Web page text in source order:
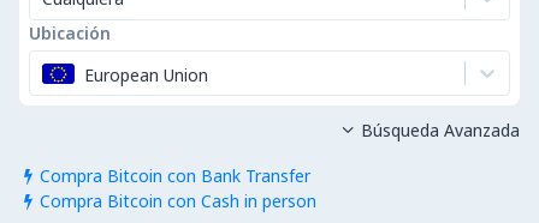
Ubicación
European Union
 Compra Bitcoin con Bank Transfer
 Compra Bitcoin con Cash in person
 Búsqueda Avanzada